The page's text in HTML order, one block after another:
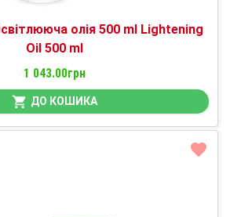
олія 500 ml Lightening
Oil 500 ml
1 043.00грн
ДО КОШИКА